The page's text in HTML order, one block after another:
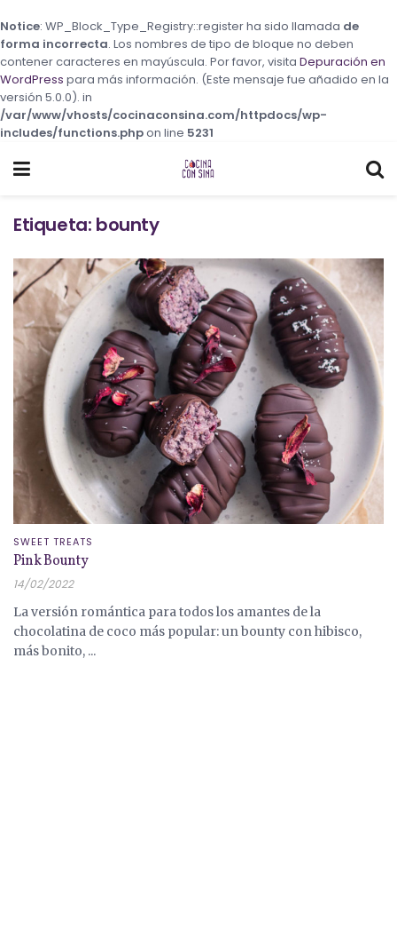
Notice: WP_Block_Type_Registry::register ha sido llamada de
forma incorrecta. Los nombres de tipo de bloque no deben
contener caracteres en mayúscula. Por favor, visita Depuración en
WordPress para más información. (Este mensaje fue añadido en la
versión 5.0.0). in
/var/www/vhosts/cocinaconsina.com/httpdocs/wp-
includes/functions.phpon line 5231
Etiqueta: bounty
SWEET TREATS
Pink Bounty
14/02/2022
La versión romántica para todos los amantes de la
chocolatina de coco más popular: un bounty con hibisco,
más bonito, ...